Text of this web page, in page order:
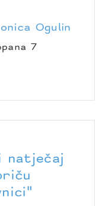
Ogulin
7
natječaj